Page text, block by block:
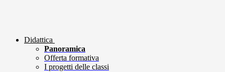
Didattica
Panoramica
Offerta formativa
I progetti delle classi